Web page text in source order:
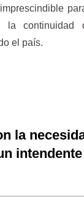
continuidad
el país.
la